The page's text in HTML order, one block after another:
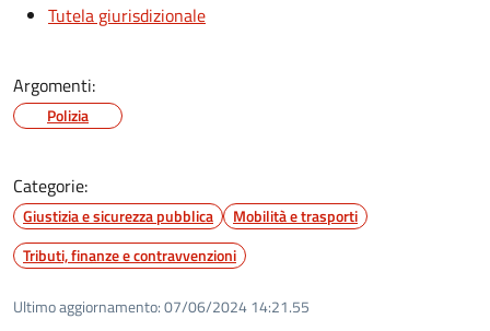
Tutela giurisdizionale
Argomenti:
Polizia
Categorie:
Giustizia e sicurezza pubblica
Mobilità e trasporti
Tributi, finanze e contravvenzioni
Ultimo aggiornamento:07/06/2024 14:21.55